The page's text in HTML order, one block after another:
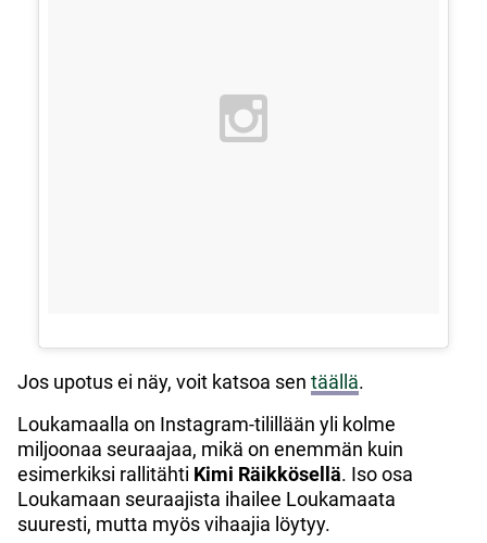
Jos upotus ei näy, voit katsoa sen täällä.
Loukamaalla on Instagram-tilillään yli kolme
miljoonaa seuraajaa, mikä on enemmän kuin
esimerkiksi rallitähti Kimi Räikkösellä. Iso osa
Loukamaan seuraajista ihailee Loukamaata
suuresti, mutta myös vihaajia löytyy.